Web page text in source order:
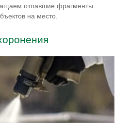
отпавшие фрагменты
на место.